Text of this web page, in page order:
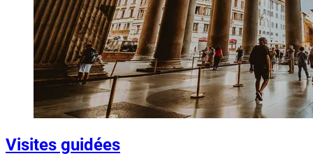
Visites guidées